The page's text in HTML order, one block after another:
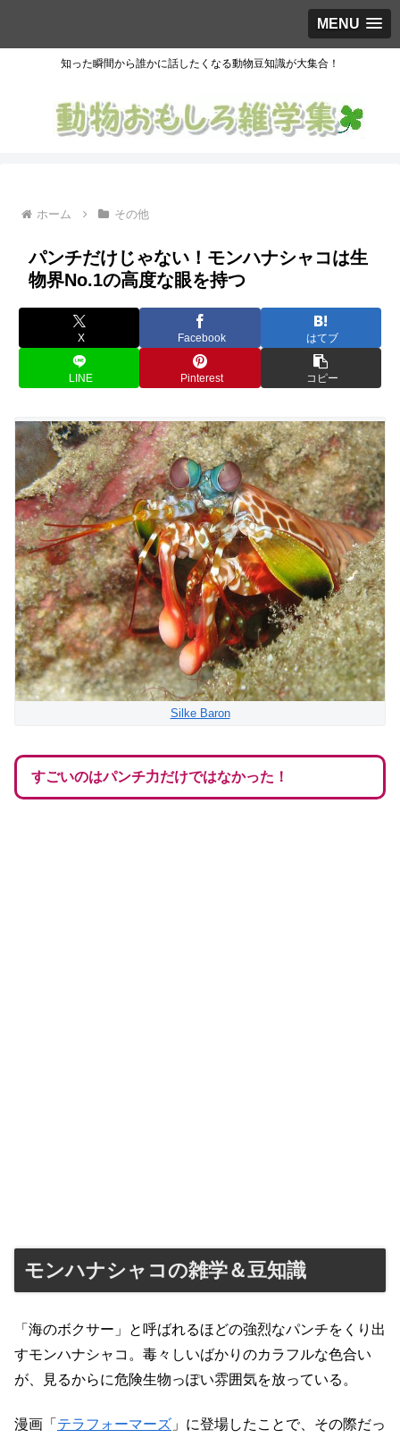
MENU
知った瞬間から誰かに話したくなる動物豆知識が大集合！
ホーム その他
パンチだけじゃない！モンハナシャコは生
物界No.1の高度な眼を持つ
X Facebook はてブ
LINE Pinterest コピー
Silke Baron
すごいのはパンチ力だけではなかった！
モンハナシャコの雑学＆豆知識
「海のボクサー」と呼ばれるほどの強烈なパンチをくり出
すモンハナシャコ。毒々しいばかりのカラフルな色合い
が、見るからに危険生物っぽい雰囲気を放っている。
漫画「 テラフォーマーズ 」に登場したことで、その際だっ